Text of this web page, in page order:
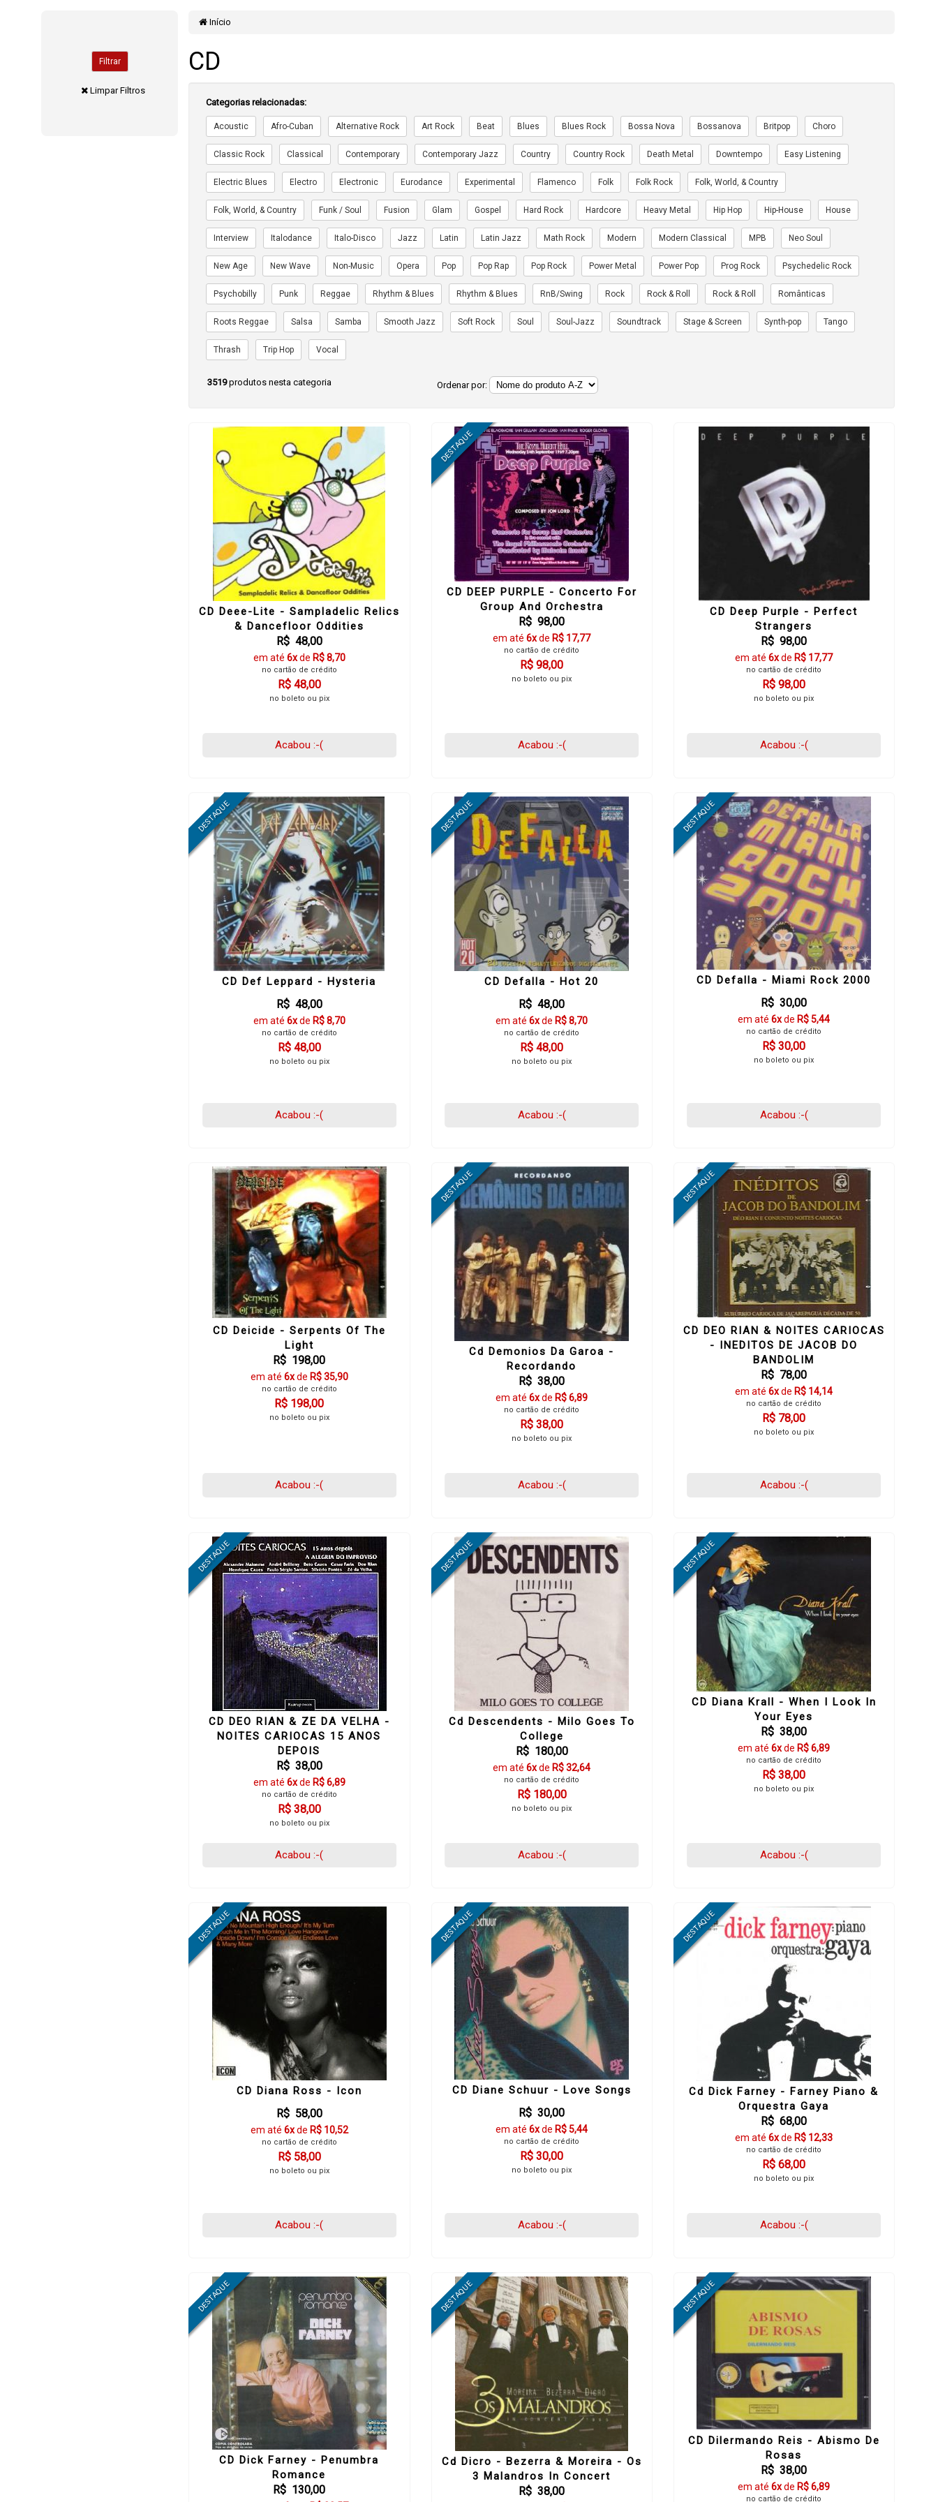
Filtrar
Limpar Filtros
Início
CD
Categorias relacionadas:
Acoustic Afro-Cuban Alternative Rock Art Rock Beat Blues Blues Rock Bossa Nova Bossanova Britpop Choro
Classic Rock Classical Contemporary Contemporary Jazz Country Country Rock Death Metal Downtempo Easy Listening
Electric Blues Electro Electronic Eurodance Experimental Flamenco Folk Folk Rock Folk, World, & Country
Folk, World, & Country Funk / Soul Fusion Glam Gospel Hard Rock Hardcore Heavy Metal Hip Hop Hip-House House
Interview Italodance Italo-Disco Jazz Latin Latin Jazz Math Rock Modern Modern Classical MPB Neo Soul
New Age New Wave Non-Music Opera Pop Pop Rap Pop Rock Power Metal Power Pop Prog Rock Psychedelic Rock
Psychobilly Punk Reggae Rhythm & Blues Rhythm & Blues RnB/Swing Rock Rock & Roll Rock & Roll Românticas
Roots Reggae Salsa Samba Smooth Jazz Soft Rock Soul Soul-Jazz Soundtrack Stage & Screen Synth-pop Tango
Thrash Trip Hop Vocal
3519produtos nesta categoria Ordenar por:
CD Deee-Lite - Sampladelic Relics
& Dancefloor Oddities
R$ 48,00
em até 6xde R$ 8,70
no cartão de crédito
R$ 48,00
no boleto ou pix
Acabou :-(
CD DEEP PURPLE - Concerto For
Group And Orchestra
R$ 98,00
em até6xde R$ 17,77
no cartão de crédito
R$ 98,00
no boleto ou pix
Acabou :-(
CD Deep Purple - Perfect
Strangers
R$ 98,00
em até6xde R$ 17,77
no cartão de crédito
R$ 98,00
no boleto ou pix
Acabou :-(
CD Def Leppard - Hysteria
R$ 48,00
em até 6xde R$ 8,70
no cartão de crédito
R$ 48,00
no boleto ou pix
Acabou :-(
CD Defalla - Hot 20
R$ 48,00
em até6xde R$ 8,70
no cartão de crédito
R$ 48,00
no boleto ou pix
Acabou :-(
CD Defalla - Miami Rock 2000
R$ 30,00
em até6xde R$ 5,44
no cartão de crédito
R$ 30,00
no boleto ou pix
Acabou :-(
CD Deicide - Serpents Of The
Light
R$ 198,00
em até 6xde R$ 35,90
no cartão de crédito
R$ 198,00
no boleto ou pix
Acabou :-(
Cd Demonios Da Garoa -
Recordando
R$ 38,00
em até6xde R$ 6,89
no cartão de crédito
R$ 38,00
no boleto ou pix
Acabou :-(
CD DEO RIAN & NOITES CARIOCAS
- INEDITOS DE JACOB DO
BANDOLIM
R$ 78,00
em até6xde R$ 14,14
no cartão de crédito
R$ 78,00
no boleto ou pix
Acabou :-(
CD DEO RIAN & ZE DA VELHA -
NOITES CARIOCAS 15 ANOS
DEPOIS
R$ 38,00
em até 6xde R$ 6,89
no cartão de crédito
R$ 38,00
no boleto ou pix
Acabou :-(
Cd Descendents - Milo Goes To
College
R$ 180,00
em até6xde R$ 32,64
no cartão de crédito
R$ 180,00
no boleto ou pix
Acabou :-(
CD Diana Krall - When I Look In
Your Eyes
R$ 38,00
em até6xde R$ 6,89
no cartão de crédito
R$ 38,00
no boleto ou pix
Acabou :-(
CD Diana Ross - Icon
R$ 58,00
em até 6xde R$ 10,52
no cartão de crédito
R$ 58,00
no boleto ou pix
Acabou :-(
CD Diane Schuur - Love Songs
R$ 30,00
em até6xde R$ 5,44
no cartão de crédito
R$ 30,00
no boleto ou pix
Acabou :-(
Cd Dick Farney - Farney Piano &
Orquestra Gaya
R$ 68,00
em até6xde R$ 12,33
no cartão de crédito
R$ 68,00
no boleto ou pix
Acabou :-(
CD Dick Farney - Penumbra
Romance
R$ 130,00
Cd Dicro - Bezerra & Moreira - Os
3 Malandros In Concert
R$ 38,00
CD Dilermando Reis - Abismo De
Rosas
R$ 38,00
em até6xde R$ 6,89
no cartão de crédito